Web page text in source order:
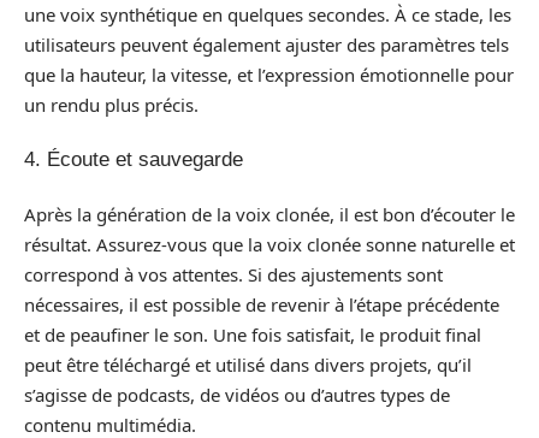
une voix synthétique en quelques secondes. À ce stade, les
utilisateurs peuvent également ajuster des paramètres tels
que la hauteur, la vitesse, et l’expression émotionnelle pour
un rendu plus précis.
4. Écoute et sauvegarde
Après la génération de la voix clonée, il est bon d’écouter le
résultat. Assurez-vous que la voix clonée sonne naturelle et
correspond à vos attentes. Si des ajustements sont
nécessaires, il est possible de revenir à l’étape précédente
et de peaufiner le son. Une fois satisfait, le produit final
peut être téléchargé et utilisé dans divers projets, qu’il
s’agisse de podcasts, de vidéos ou d’autres types de
contenu multimédia.